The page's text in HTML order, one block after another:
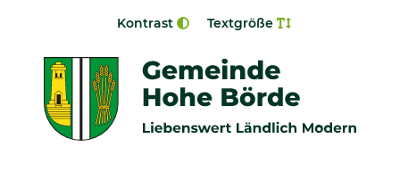
Kontrast Textgröße